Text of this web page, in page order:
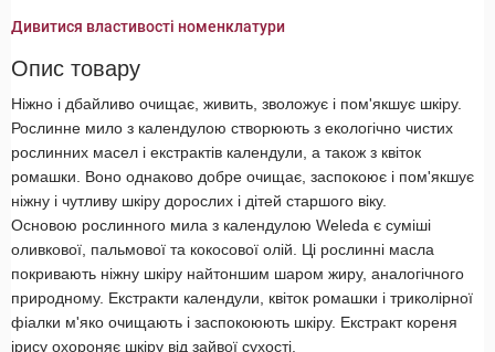
Дивитися властивості номенклатури
Опис товару
Ніжно і дбайливо очищає, живить, зволожує і пом'якшує шкіру.
Рослинне мило з календулою створюють з екологічно чистих
рослинних масел і екстрактів календули, а також з квіток
ромашки. Воно однаково добре очищає, заспокоює і пом'якшує
ніжну і чутливу шкіру дорослих і дітей старшого віку.
Основою рослинного мила з календулою Weleda є суміші
оливкової, пальмової та кокосової олій. Ці рослинні масла
покривають ніжну шкіру найтоншим шаром жиру, аналогічного
природному. Екстракти календули, квіток ромашки і триколірної
фіалки м'яко очищають і заспокоюють шкіру. Екстракт кореня
ірису охороняє шкіру від зайвої сухості.